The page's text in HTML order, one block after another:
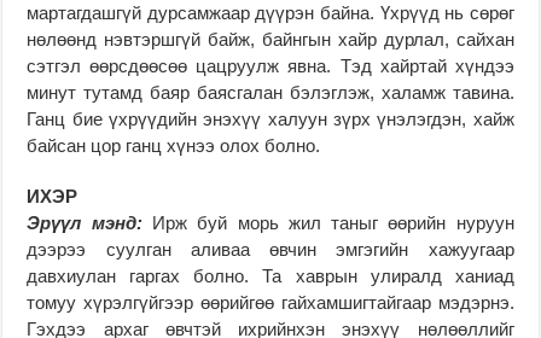
мартагдашгүй дурсамжаар дүүрэн байна. Үхрүүд нь сөрөг
нөлөөнд нэвтэршгүй байж, байнгын хайр дурлал, сайхан
сэтгэл өөрсдөөсөө цацруулж явна. Тэд хайртай хүндээ
минут тутамд баяр баясгалан бэлэглэж, халамж тавина.
Ганц бие үхрүүдийн энэхүү халуун зүрх үнэлэгдэн, хайж
байсан цор ганц хүнээ олох болно.
ИХЭР
Эрүүл мэнд:Ирж буй морь жил таныг өөрийн нуруун
дээрээ суулган аливаа өвчин эмгэгийн хажуугаар
давхиулан гаргах болно. Та хаврын улиралд ханиад
томуу хүрэлгүйгээр өөрийгөө гайхамшигтайгаар мэдэрнэ.
Гэхдээ архаг өвчтэй ихрийнхэн энэхүү нөлөөллийг